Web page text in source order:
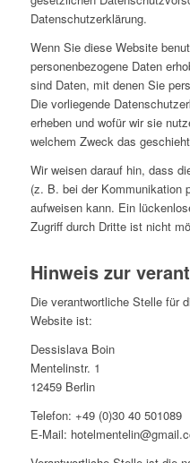
Datenschutzerklärung.
Wenn Sie diese Website
personenbezogene Daten
sind Daten, mit denen Sie
Die vorliegende
erheben und wofür wir sie
welchem Zweck das
Wir weisen darauf hin, dass
(z. B. bei der Kommunikation
aufweisen kann. Ein
Zugriff durch Dritte ist nicht
Hinweis zur
Die verantwortliche Stelle für
Website ist:
Dessislava Boin
Mentelinstr. 1
12459 Berlin
Telefon: +49 (0)30 40 501089
E-Mail: